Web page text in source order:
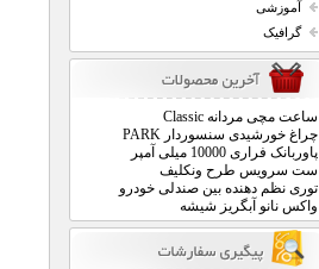
آموزشی
گرافیک
ساعت مچی مردانه Classic
چراغ خورشیدی سنسوردار PARK
پاوربانک فراری 10000 میلی آمپر
ست سرویس طرح ونکلیف
توری نظم دهنده بین صندلی خودرو
واکس نانو آبگریز شیشه